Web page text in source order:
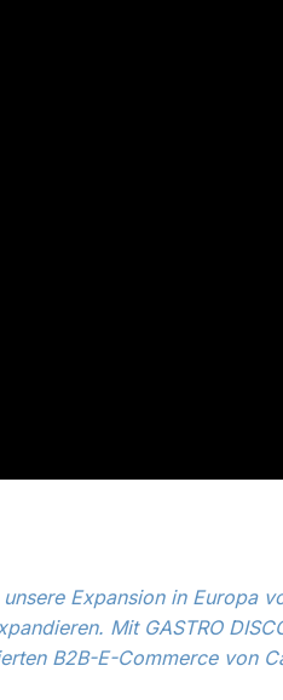
Expansion in Europa
Mit GASTRO
B2B-E-Commerce von